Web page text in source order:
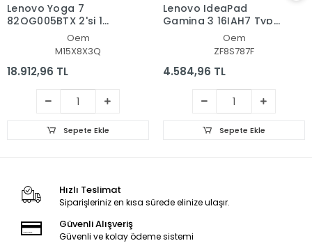
Lenovo Yoga 7
82QG005BTX 2'si 1
Arada Dokunmatik +
Led Ekran Panel Set
Oem
M15X8X3Q
18.912,96 TL
Sepete Ekle
Lenovo IdeaPad
Gaming 3 16IAH7 Type
82SA Lcd Led Ekran -
Oem
ZF8S787F
4.584,96 TL
Sepete Ekle
Hızlı Teslimat
Siparişleriniz en kısa sürede elinize ulaşır.
Güvenli Alışveriş
Güvenli ve kolay ödeme sistemi